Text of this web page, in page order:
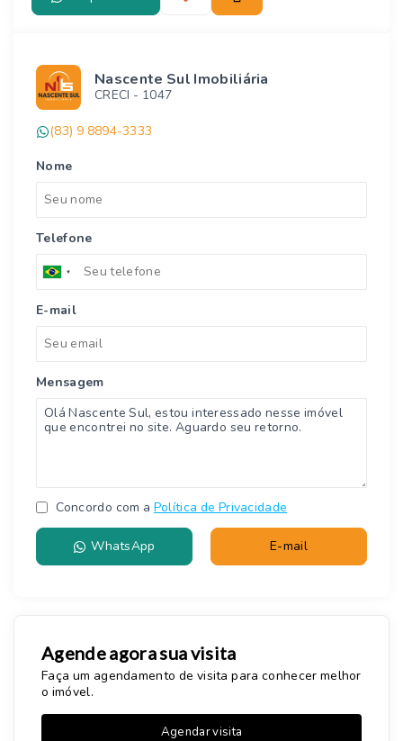
Nascente Sul Imobiliária
CRECI - 1047
(83) 9 8894-3333
Nome
Telefone
E-mail
Mensagem
Concordo com a Política de Privacidade
WhatsApp E-mail
Agende agora sua visita
Faça um agendamento de visita para conhecer melhor
o imóvel.
Agendar visita